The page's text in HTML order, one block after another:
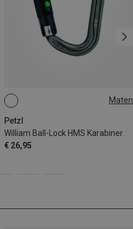
Maten
Petzl
William Ball-Lock HMS Karabiner
€ 26,95
BALL-LOCK